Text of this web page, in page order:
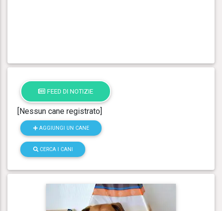
FEED DI NOTIZIE
[Nessun cane registrato]
AGGIUNGI UN CANE
CERCA I CANI